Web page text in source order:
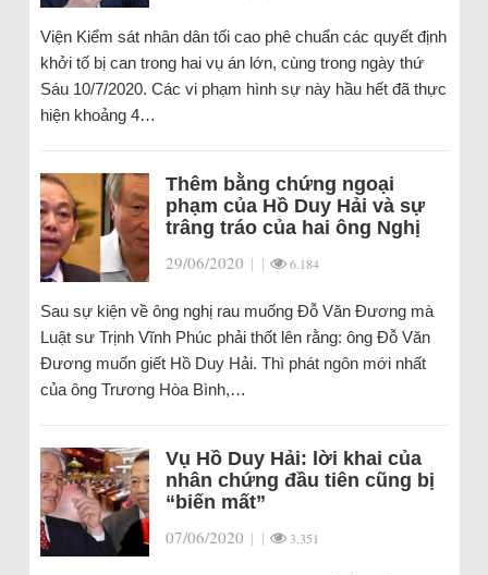
Viện Kiểm sát nhân dân tối cao phê chuẩn các quyết định
khởi tố bị can trong hai vụ án lớn, cùng trong ngày thứ
Sáu 10/7/2020. Các vi phạm hình sự này hầu hết đã thực
hiện khoảng 4…
Thêm bằng chứng ngoại
phạm của Hồ Duy Hải và sự
trâng tráo của hai ông Nghị
29/06/2020 | | 6.184
Sau sự kiện về ông nghị rau muống Đỗ Văn Đương mà
Luật sư Trịnh Vĩnh Phúc phải thốt lên rằng: ông Đỗ Văn
Đương muốn giết Hồ Duy Hải. Thì phát ngôn mới nhất
của ông Trương Hòa Bình,…
Vụ Hồ Duy Hải: lời khai của
nhân chứng đầu tiên cũng bị
“biến mất”
07/06/2020 | | 3.351